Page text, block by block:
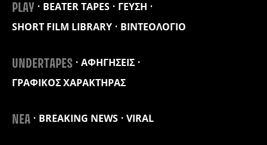
PLAY BEATER TAPES
ΓΕΥΣΗ
SHORT FILM LIBRARY
ΒΙΝΤΕΟΛΟΓΙΟ
UNDERTAPES
ΑΦΗΓΗΣΕΙΣ
ΓΡΑΦΙΚΟΣ ΧΑΡΑΚΤΗΡΑΣ
ΝΕΑ BREAKING NEWS VIRAL